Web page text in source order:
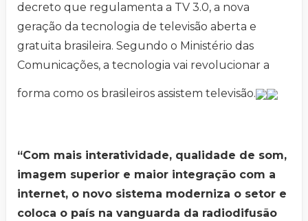
decreto que regulamenta a TV 3.0, a nova
geração da tecnologia de televisão aberta e
gratuita brasileira. Segundo o Ministério das
Comunicações, a tecnologia vai revolucionar a
forma como os brasileiros assistem televisão.
“Com mais interatividade, qualidade de som,
imagem superior e maior integração com a
internet, o novo sistema moderniza o setor e
coloca o país na vanguarda da radiodifusão